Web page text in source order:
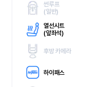
썬루프
(일반)
열선시트
(앞좌석)
후방 카메라
하이패스